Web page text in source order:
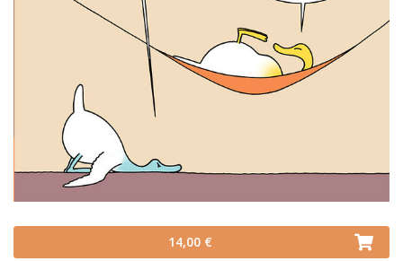
14,00 €